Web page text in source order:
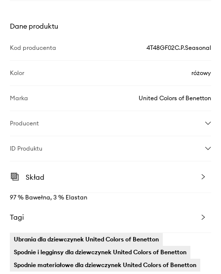
Dane produktu
Kod producenta 4T48GF02C.P.Seasonal
Kolor różowy
Marka United Colors of Benetton
Producent
ID Produktu
Skład
97 % Bawełna, 3 % Elastan
Tagi
Ubrania dla dziewczynek United Colors of Benetton
Spodnie i legginsy dla dziewczynek United Colors of Benetton
Spodnie materiałowe dla dziewczynek United Colors of Benetton